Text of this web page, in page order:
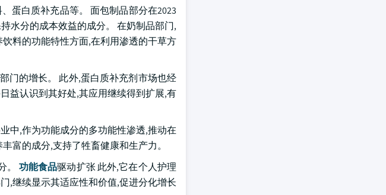
蛋白质补充品等。 面包制品部分在2023
水分的成本效益的成分。 在奶制品部门,
料的功能特性方面,在利用渗透的干草方
门的增长。 此外,蛋白质补充剂市场也经
益认识到其好处,其应用继续得到扩展,有
中,作为功能成分的多功能性渗透,推动在
富的成分,支持了牲畜健康和生产力。
。 功能食品驱动扩张 此外,它在个人护理
,继续显示其适应性和价值,促进分化增长